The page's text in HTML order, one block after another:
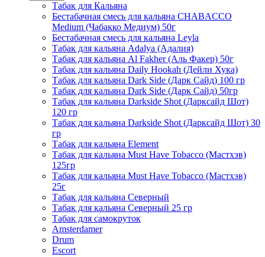
Табак для Кальяна
Бестабачная смесь для кальяна CHABACCO
Medium (Чабакко Медиум) 50г
Бестабачная смесь для кальяна Leyla
Табак для кальяна Adalya (Адалия)
Табак для кальяна Al Fakher (Аль Факер) 50г
Табак для кальяна Daily Hookah (Дейли Хука)
Табак для кальяна Dark Side (Дарк Сайд) 100 гр
Табак для кальяна Dark Side (Дарк Сайд) 50гр
Табак для кальяна Darkside Shot (Дарксайд Шот)
120 гр
Табак для кальяна Darkside Shot (Дарксайд Шот) 30
гр
Табак для кальяна Element
Табак для кальяна Must Have Tobacco (Мастхэв)
125гр
Табак для кальяна Must Have Tobacco (Мастхэв)
25г
Табак для кальяна Северный
Табак для кальяна Северный 25 гр
Табак для самокруток
Amsterdamer
Drum
Escort